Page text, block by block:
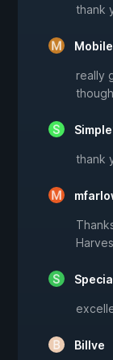
thank
really
thank
Billve